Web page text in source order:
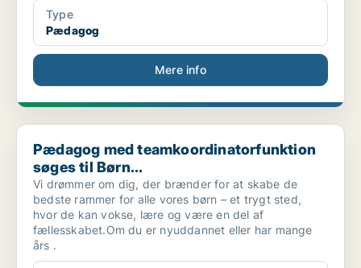
Type
Pædagog
Mere info
Pædagog med teamkoordinatorfunktion søges til Børn...
Pædagog med teamkoordinatorfunktion
søges til Børn...
Vi drømmer om dig, der brænder for at skabe de
bedste rammer for alle vores børn – et trygt sted,
hvor de kan vokse, lære og være en del af
fællesskabet.Om du er nyuddannet eller har mange
års .